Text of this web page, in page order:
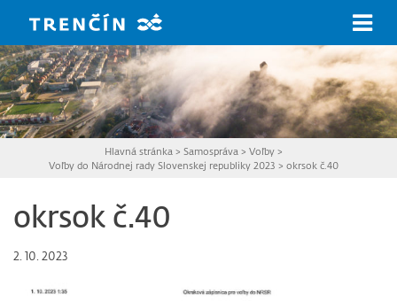
Hlavná stránka > Samospráva > Voľby>
Voľby do Národnej rady Slovenskej republiky 2023 > okrsok č.40
okrsok č.40
2. 10. 2023